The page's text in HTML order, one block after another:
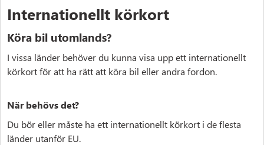
Internationellt körkort
Köra bil utomlands?
I vissa länder behöver du kunna visa upp ett internationellt
körkort för att ha rätt att köra bil eller andra fordon.
När behövs det?
Du bör eller måste ha ett internationellt körkort i de flesta
länder utanför EU.